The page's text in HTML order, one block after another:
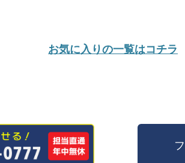
お気に入りの一覧はコチラ